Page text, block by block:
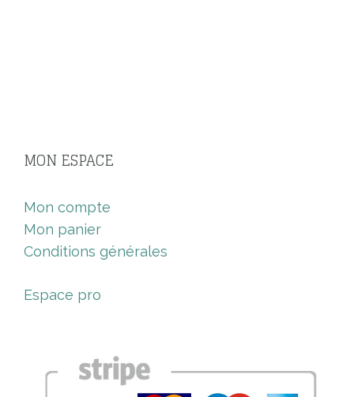
MON ESPACE
Mon compte
Mon panier
Conditions générales
Espace pro